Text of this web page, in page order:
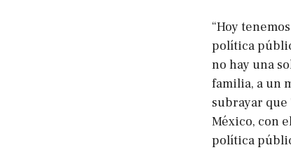
“Hoy
política
no hay una
familia, a un
subrayar que
México, con
política